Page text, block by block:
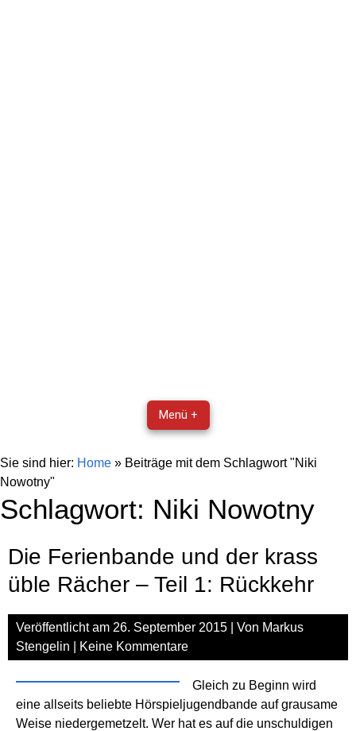
Menü +
Sie sind hier: Home » Beiträge mit dem Schlagwort "Niki
Nowotny"
Schlagwort: Niki Nowotny
Die Ferienbande und der krass
üble Rächer – Teil 1: Rückkehr
Veröffentlicht am 26. September 2015 | Von Markus
Stengelin
Keine Kommentare
Gleich zu Beginn wird
eine allseits beliebte Hörspieljugendbande auf grausame
Weise niedergemetzelt. Wer hat es auf die unschuldigen